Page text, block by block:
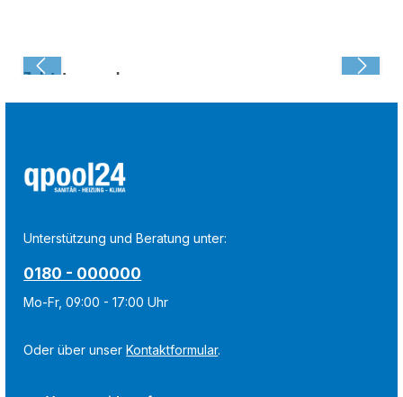
Zuletzt angesehen:
Unterstützung und Beratung unter:
0180 - 000000
Mo-Fr, 09:00 - 17:00 Uhr
Oder über unserKontaktformular.